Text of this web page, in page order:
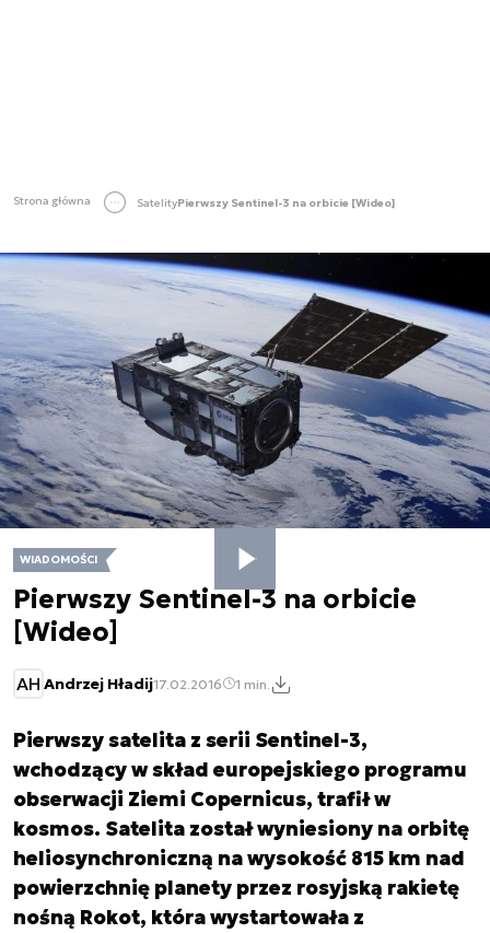
Strona główna SatelityPierwszy Sentinel-3 na orbicie [Wideo]
WIADOMOŚCI
Pierwszy Sentinel-3 na orbicie
[Wideo]
AH Andrzej Hładij17.02.2016 1 min.
Pierwszy satelita z serii Sentinel-3,
wchodzący w skład europejskiego programu
obserwacji Ziemi Copernicus, trafił w
kosmos. Satelita został wyniesiony na orbitę
heliosynchroniczną na wysokość 815 km nad
powierzchnię planety przez rosyjską rakietę
nośną Rokot, która wystartowała z